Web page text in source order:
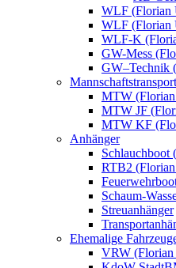
WLF (Florian
WLF (Florian
WLF-K
GW-Mess
GW–Technik
MTW
MTW JF
MTW KF
Anhänger
Schlauchboot
RTB2
Schaum-
Streuanhänger
Ehemalige
VRW (Florian